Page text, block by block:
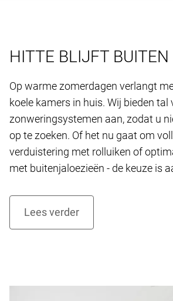
HITTE BLIJFT BUITEN
Op warme zomerdagen verlangt
koele kamers in huis. Wij bieden tal
zonweringsystemen aan, zodat u
op te zoeken. Of het nu gaat om
verduistering met rolluiken of
met buitenjaloezieën - de keuze is